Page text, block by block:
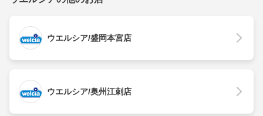
ウエルシア/盛岡本宮店
ウエルシア/奥州江刺店